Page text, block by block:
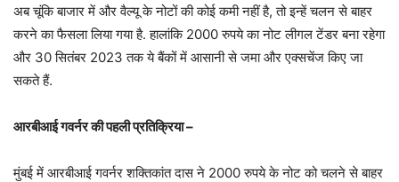
अब चूंकि बाजार में और वैल्यू के नोटों की कोई कमी नहीं है, तो इन्हें चलन से बाहर
करने का फैसला लिया गया है. हालांकि 2000 रुपये का नोट लीगल टेंडर बना रहेगा
और 30 सितंबर 2023 तक ये बैंकों में आसानी से जमा और एक्सचेंज किए जा
सकते हैं.
आरबीआई गवर्नर की पहली प्रतिक्रिया –
मुंबई में आरबीआई गवर्नर शक्तिकांत दास ने 2000 रुपये के नोट को चलने से बाहर